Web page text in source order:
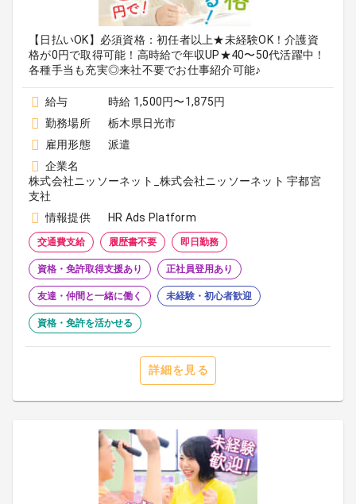
【日払いOK】必須資格：初任者以上★未経験OK！介護資
格が0円で取得可能！高時給で年収UP★40〜50代活躍中！
各種手当も充実◎来社不要でお仕事紹介可能♪
給与
時給 1,500円〜1,875円
勤務場所
栃木県日光市
雇用形態
派遣
企業名
株式会社ニッソーネット_株式会社ニッソーネット 宇都宮
支社
情報提供
HR Ads Platform
交通費支給 履歴書不要 即日勤務
資格・免許取得支援あり 正社員登用あり
友達・仲間と一緒に働く 未経験・初心者歓迎
資格・免許を活かせる
詳細を見る